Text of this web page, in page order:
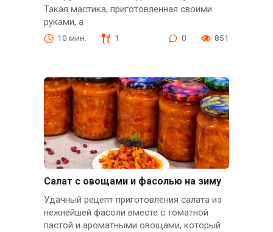
Такая мастика, приготовленная своими
руками, а
10 мин. 1 0 851
Салат с овощами и фасолью на зиму
Удачный рецепт приготовления салата из
нежнейшей фасоли вместе с томатной
пастой и ароматными овощами, который